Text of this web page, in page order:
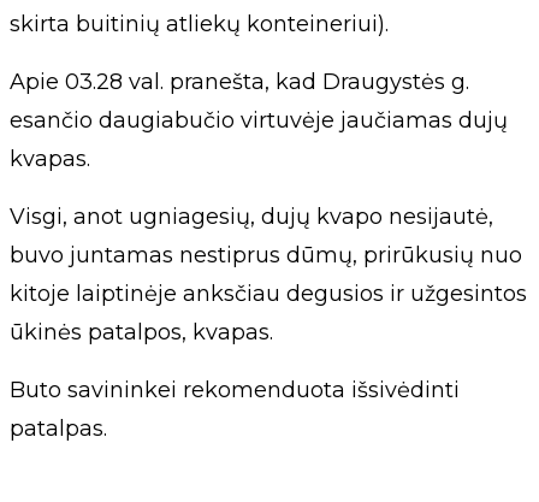
skirta buitinių atliekų konteineriui).
Apie 03.28 val. pranešta, kad Draugystės g.
esančio daugiabučio virtuvėje jaučiamas dujų
kvapas.
Visgi, anot ugniagesių, dujų kvapo nesijautė,
buvo juntamas nestiprus dūmų, prirūkusių nuo
kitoje laiptinėje anksčiau degusios ir užgesintos
ūkinės patalpos, kvapas.
Buto savininkei rekomenduota išsivėdinti
patalpas.